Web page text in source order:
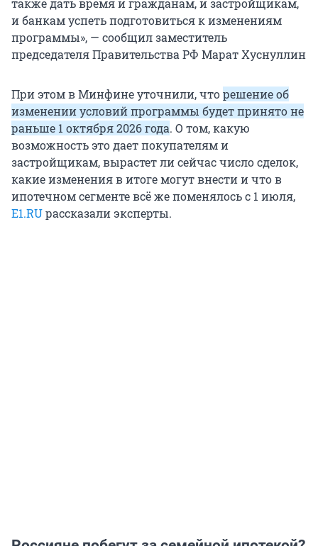
также дать время и гражданам, и застройщикам,
и банкам успеть подготовиться к изменениям
программы», — сообщил заместитель
председателя Правительства РФ Марат Хуснуллин
При этом в Минфине уточнили, чторешение об
изменении условий программы будет принято не
раньше 1 октября 2026 года. О том, какую
возможность это дает покупателям и
застройщикам, вырастет ли сейчас число сделок,
какие изменения в итоге могут внести и что в
ипотечном сегменте всё же поменялось с 1 июля,
E1.RUрассказали эксперты.